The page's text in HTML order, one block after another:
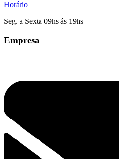
Horário
Seg. a Sexta 09hs ás 19hs
Empresa